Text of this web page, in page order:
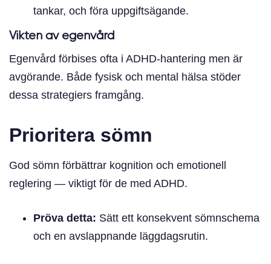
tankar, och föra uppgiftsägande.
Vikten av egenvård
Egenvård förbises ofta i ADHD-hantering men är
avgörande. Både fysisk och mental hälsa stöder
dessa strategiers framgång.
Prioritera sömn
God sömn förbättrar kognition och emotionell
reglering — viktigt för de med ADHD.
Pröva detta: Sätt ett konsekvent sömnschema
och en avslappnande läggdagsrutin.